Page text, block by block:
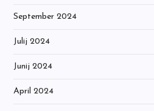
September 2024
Julij 2024
Junij 2024
April 2024